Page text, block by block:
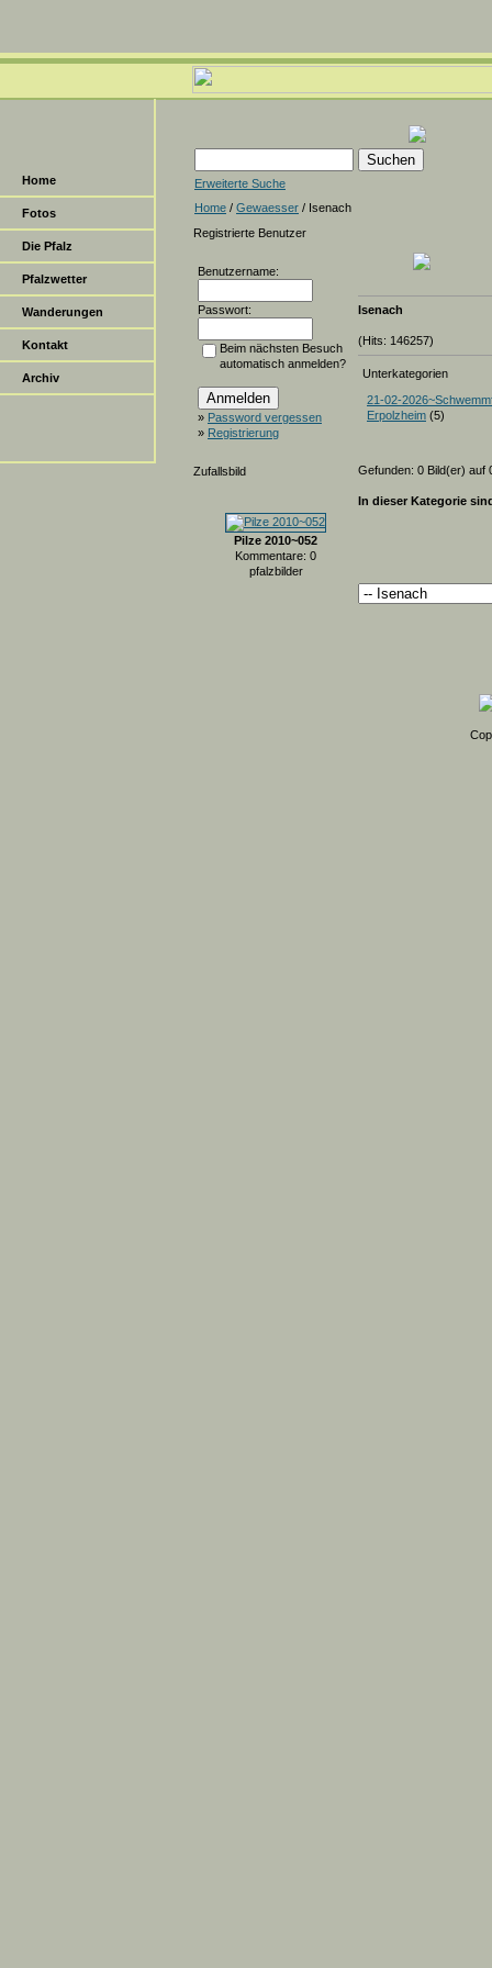
Home
Fotos
Die Pfalz
Pfalzwetter
Wanderungen
Kontakt
Archiv
Erweiterte Suche
Home / Gewaesser / Isenach
Registrierte Benutzer
Benutzername:
Passwort:
Beim nächsten Besuch
automatisch anmelden?
» Password vergessen
» Registrierung
Zufallsbild
Pilze 2010~052
Kommentare: 0
pfalzbilder
Isenach
(Hits: 146257)
Unterkategorien
21-02-
Erpolzheim (5)
Gefunden: 0 Bild(er) auf
In dieser Kategorie